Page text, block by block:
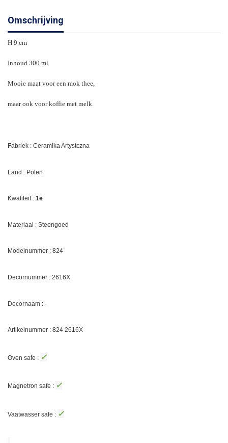
Omschrijving
H 9 cm
Inhoud 300 ml
Mooie maat voor een mok thee,
maar ook voor koffie met melk.
Fabriek : Ceramika Artystczna
Land : Polen
Kwaliteit : 1e
Materiaal : Steengoed
Modelnummer : 824
Decornummer : 2616X
Decornaam : -
Artikelnummer : 824 2616X
Oven safe : ✓
Magnetron safe : ✓
Vaatwasser safe : ✓